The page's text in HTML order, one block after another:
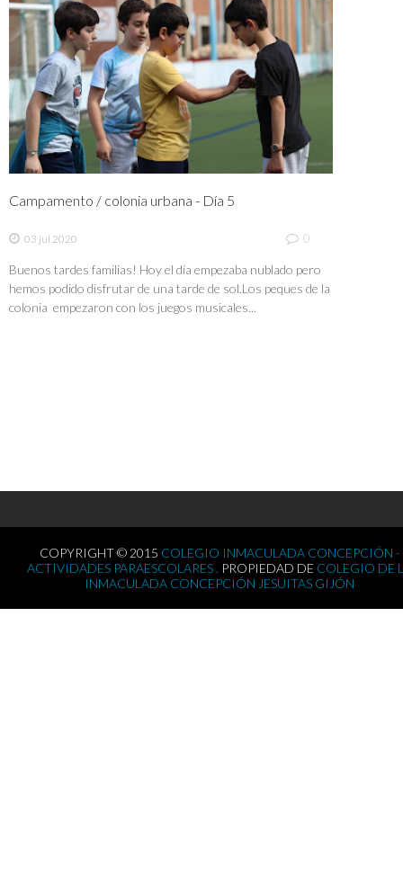
Campamento / colonia urbana - Día 5
03 jul 2020 0
Buenos tardes familias! Hoy el día empezaba nublado pero
hemos podido disfrutar de una tarde de sol.Los peques de la
colonia empezaron con los juegos musicales...
COPYRIGHT © 2015 COLEGIO INMACULADA CONCEPCIÓN -
ACTIVIDADES PARAESCOLARES . PROPIEDAD DE COLEGIO DE
INMACULADA CONCEPCIÓN JESUITAS GIJÓN